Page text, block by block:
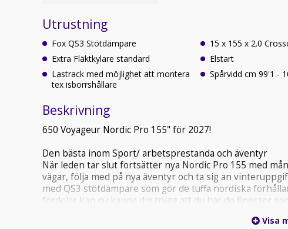
Utrustning
Fox QS3 Stötdämpare
Extra Fläktkylare standard
Lastrack med möjlighet att montera
tex isborrshållare
15 x 155 x 2.0
Elstart
Spårvidd cm
Beskrivning
650 Voyageur Nordic Pro 155" för 2027!
Den bästa inom Sport/ arbetsprestanda och äventyr
När leden tar slut fortsätter nya Nordic Pro 155 med
vägar, följa med på nya äventyr och ta sig an
med QS3 stötdämpare som gör de tuffa nordiska
fördelar kan du känna dig trygg att du har de finesser
Specialbyggd för att ta sig an alla vinterns uppdrag och
Visa